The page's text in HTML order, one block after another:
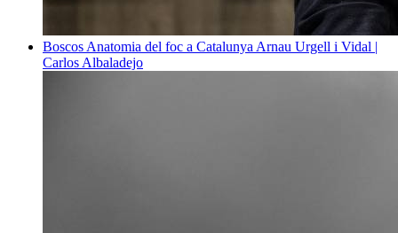
Boscos Anatomia del foc a Catalunya Arnau Urgell i Vidal |
Carlos Albaladejo